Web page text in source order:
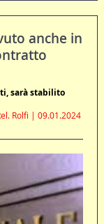
anche in
sarà stabilito
Rolfi | 09.01.2024